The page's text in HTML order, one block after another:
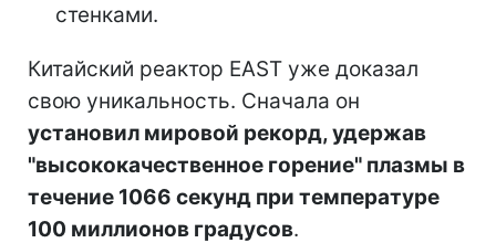
стенками.
Китайский реактор EAST уже доказал
свою уникальность. Сначала он
установил мировой рекорд, удержав
"высококачественное горение" плазмы в
течение 1066 секунд при температуре
100 миллионов градусов.